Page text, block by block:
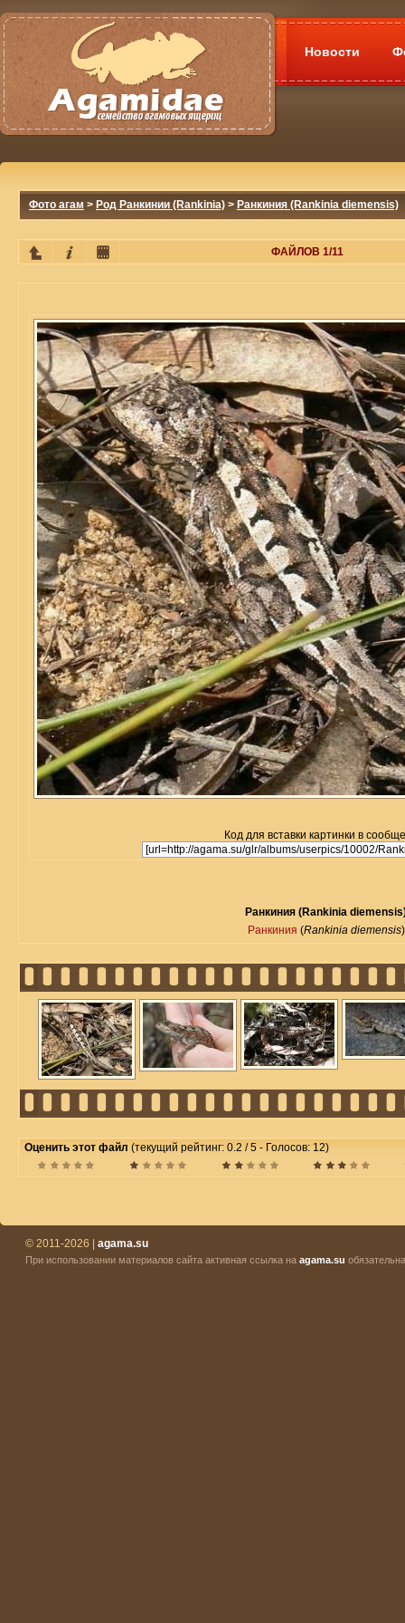
Новости
Фото агам > Род Ранкинии (Rankinia) > Ранкиния (Rankinia diemensis)
ФАЙЛОВ 1/11
Код для вставки картинки в
Ранкиния (Rankinia
Ранкиния (Rankinia diemensis)
Оценить этот файл (текущий рейтинг: 0.2 / 5 - Голосов: 12)
© 2011-2026 | agama.su
При использовании материалов сайта активная ссылка на agama.su